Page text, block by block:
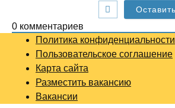
0 комментариев
Политика конфиденциальности
Пользовательское соглашение
Карта сайта
Разместить вакансию
Вакансии